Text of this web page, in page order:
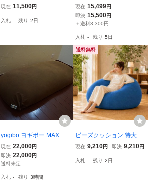
illar Roll Long /ヨギボー
/ 抱き枕 / マタニティ / ビ
現在 11,500円
入札 - 残り 2日
ー】ビーズクッション 超
特大 ビーズソファー マイ
クロビーズ 170cm×65cm
ション 新品
現在 15,499円
即決 15,500円
＋送料3,300円
入札 - 残り 5日
yogibo ヨギボー MAX
【快適で動けなくなる魔
法 ヨギボー】 ビーズクッ
ション 体にフィットする
actus idee MUJI
現在 22,000円
即決 22,000円
送料未定
入札 - 残り 3時間
送料無料
ビーズクッション 特大 70
×60cm 一人掛け 人をダメ
ションソファ 体にフィッ
現在 9,210円 即決 9,210円
入札 - 残り 2日